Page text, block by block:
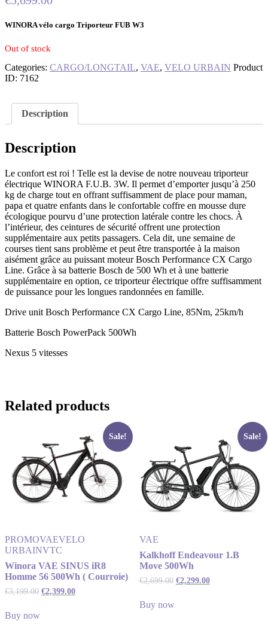
WINORA vélo cargo Triporteur FUB W3
Out of stock
Categories: CARGO/LONGTAIL, VAE, VELO URBAIN Product
ID: 7162
Description
Description
Le confort est roi ! Telle est la devise de notre nouveau triporteur
électrique WINORA F.U.B. 3W. Il permet d’emporter jusqu’à 250
kg de charge tout en offrant suffisamment de place pour maman,
papa et quatre enfants dans le confortable coffre en mousse dure
écologique pourvu d’une protection latérale contre les chocs. À
l’intérieur, des ceintures de sécurité offrent une protection
supplémentaire aux petits passagers. Cela dit, une semaine de
courses tient sans problème et peut être transportée à la maison
aisément grâce au puissant moteur Bosch Performance CX Cargo
Line. Grâce à sa batterie Bosch de 500 Wh et à une batterie
supplémentaire en option, ce triporteur électrique offre suffisamment
de puissance pour les longues randonnées en famille.
Drive unit Bosch Performance CX Cargo Line, 85Nm, 25km/h
Batterie Bosch PowerPack 500Wh
Nexus 5 vitesses
Related products
Sale!
PROMOVAEVELO
URBAINVTC
Winora VAE SINUS iR8
Homme 56 500Wh ( Courroie)
€3,199.00 €2,399.00
Buy now
Sale!
VAE
Kalkhoff Endeavour 1.B
Move 500Wh
€2,699.00 €2,299.00
Buy now